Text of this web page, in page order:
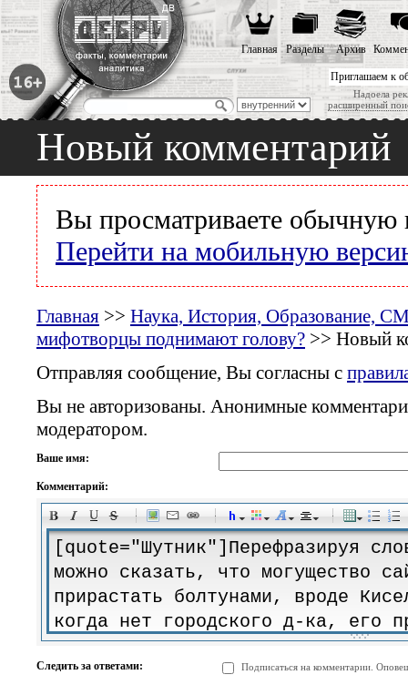
Приглашаем к
Надоела
расширенный
Главная Разделы Архив
Новый комментарий
Вы просматриваете обычную
Перейти на мобильную
Главная >> Наука, История, Образование,
мифотворцы поднимают голову? >> Новый
Отправляя сообщение, Вы согласны с
Вы не авторизованы. Анонимные
модератором.
Ваше имя:
Комментарий:
-
-
-
-
-
-
-
-
-
-
-
-
-
-
-
-
-
-
-
-
-
-
-
Следить за ответами: Подписаться на комментарии.